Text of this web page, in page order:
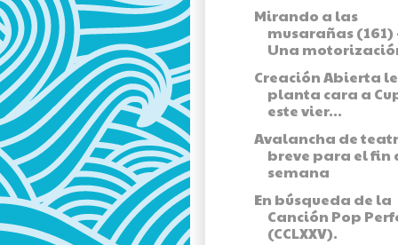
Mirando a las
musarañas (161)
Una
Creación Abierta le
planta cara a
este vier...
Avalancha de
breve para el fin
semana
En búsqueda de la
Canción Pop
(CCLXXV).